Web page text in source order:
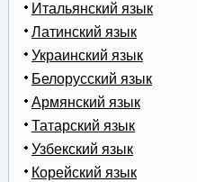
Итальянский язык
Латинский язык
Украинский язык
Белорусский язык
Армянский язык
Татарский язык
Узбекский язык
Корейский язык